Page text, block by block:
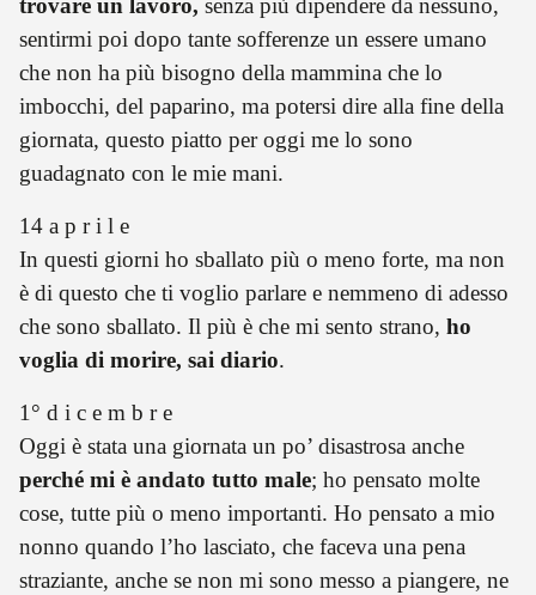
trovare un lavoro, senza più dipendere da nessuno,
sentirmi poi dopo tante sofferenze un essere umano
che non ha più bisogno della mammina che lo
imbocchi, del paparino, ma potersi dire alla fine della
giornata, questo piatto per oggi me lo sono
guadagnato con le mie mani.
14 a p r i l e
In questi giorni ho sballato più o meno forte, ma non
è di questo che ti voglio parlare e nemmeno di adesso
che sono sballato. Il più è che mi sento strano, ho
voglia di morire, sai diario.
1° d i c e m b r e
Oggi è stata una giornata un po’ disastrosa anche
perché mi è andato tutto male; ho pensato molte
cose, tutte più o meno importanti. Ho pensato a mio
nonno quando l’ho lasciato, che faceva una pena
straziante, anche se non mi sono messo a piangere, ne